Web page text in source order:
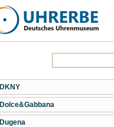
DKNY
Dolce&Gabbana
Dugena